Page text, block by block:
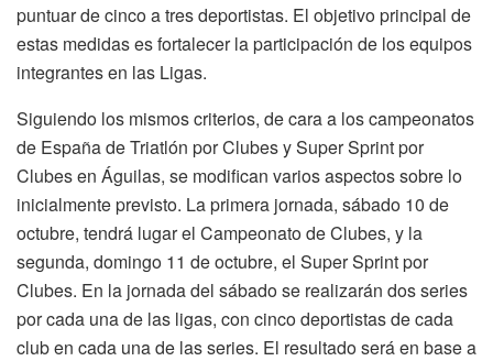
puntuar de cinco a tres deportistas. El objetivo principal de
estas medidas es fortalecer la participación de los equipos
integrantes en las Ligas.
Siguiendo los mismos criterios, de cara a los campeonatos
de España de Triatlón por Clubes y Super Sprint por
Clubes en Águilas, se modifican varios aspectos sobre lo
inicialmente previsto. La primera jornada, sábado 10 de
octubre, tendrá lugar el Campeonato de Clubes, y la
segunda, domingo 11 de octubre, el Super Sprint por
Clubes. En la jornada del sábado se realizarán dos series
por cada una de las ligas, con cinco deportistas de cada
club en cada una de las series. El resultado será en base a